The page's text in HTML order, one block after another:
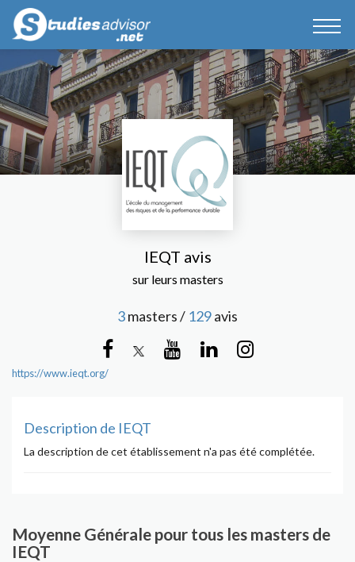
IEQT avis
sur leurs masters
3masters / 129avis
https://www.ieqt.org/
Description de IEQT
La description de cet établissement n'a pas été complétée.
Moyenne Générale pour tous les masters de
IEQT